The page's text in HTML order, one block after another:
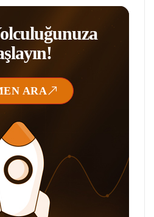
ARA